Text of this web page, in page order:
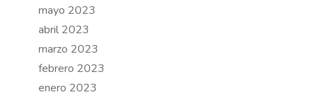
mayo 2023
abril 2023
marzo 2023
febrero 2023
enero 2023